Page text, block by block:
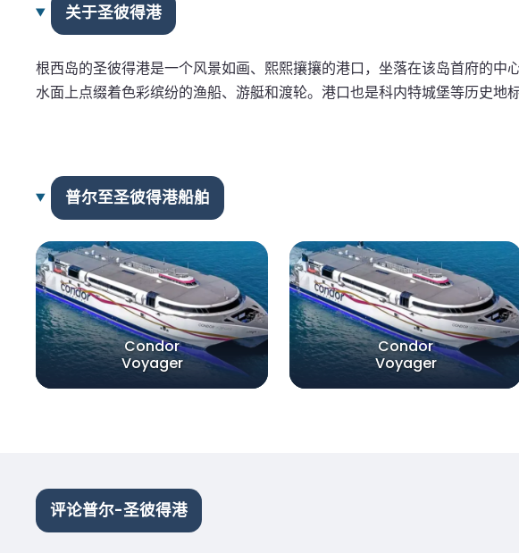
关于圣彼得港
根西岛的圣彼得港是一个风景如画、熙熙攘攘的港口，坐落在该岛首府的中
水面上点缀着色彩缤纷的渔船、游艇和渡轮。港口也是科内特城堡等历史地
普尔至圣彼得港船舶
Condor
Voyager
Condor
Voyager
评论普尔-圣彼得港